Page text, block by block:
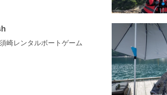
崎レンタルボートゲーム